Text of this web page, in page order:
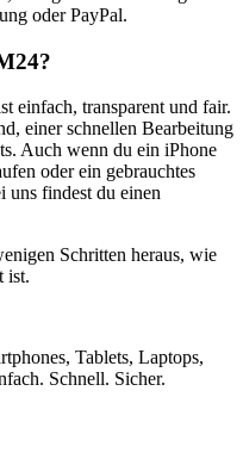
oder PayPal.
einfach, transparent und fair.
einer schnellen Bearbeitung
Auch wenn du ein iPhone
oder ein gebrauchtes
uns findest du einen
Schritten heraus, wie
ist.
Tablets, Laptops,
Schnell. Sicher.